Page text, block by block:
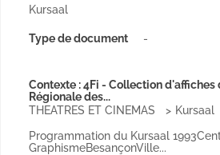
Kursaal
Type de document -
Contexte : 4Fi - Collection d'affiches
Régionale des...
THEATRES ET CINEMAS
Kursaal
Programmation du Kursaal
GraphismeBesançonVille...